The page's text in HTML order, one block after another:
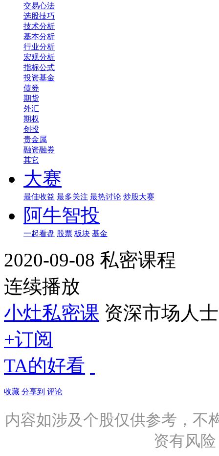
交易心法
选股技巧
技术分析
基本分析
行业分析
宏观分析
指标公式
投资基金
债券
期货
外汇
期权
创投
贵金属
融资融券
其它
大赛
最佳收益 最多关注 最热讨论 炒股大赛
阿牛智投
一起看盘 股票 板块 基金
2020-09-08 私密课程
连续播放
小灶私密课 资深市场人士
+订阅
TA的好看
收藏 分享到 评论
内容如涉及个股仅供参考，不
资有风